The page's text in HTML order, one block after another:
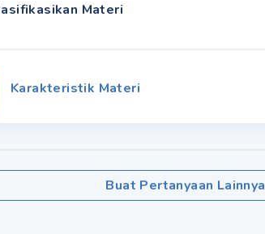
Materi
Karakteristik Materi
Buat Pertanyaan Lainnya